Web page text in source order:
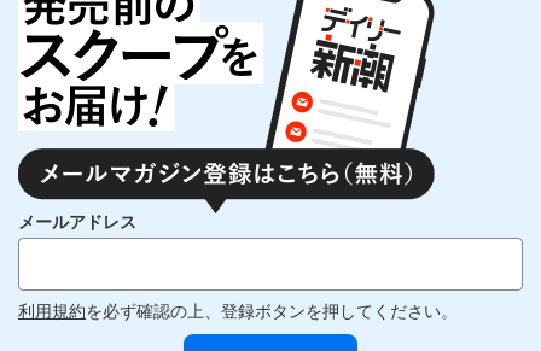
メールアドレス
利用規約を必ず確認の上、登録ボタンを押してください。